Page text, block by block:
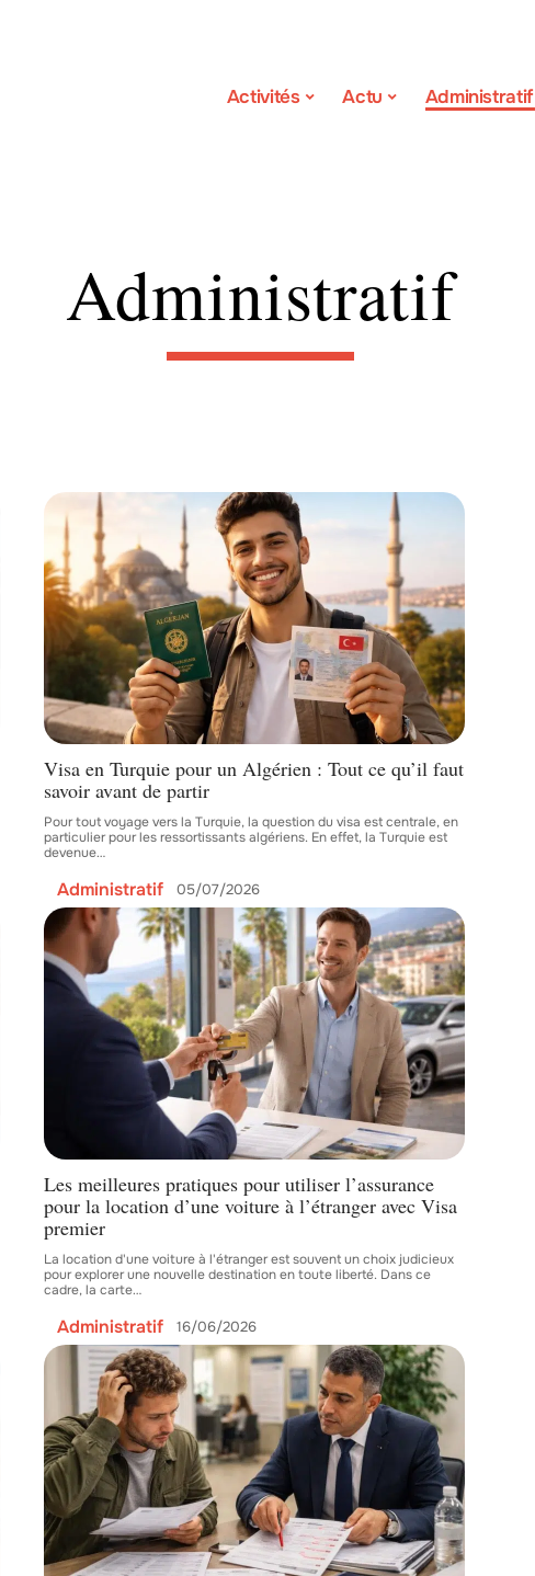
Activités Actu Administratif
Administratif
Visa en Turquie pour un Algérien : Tout ce qu’il faut
savoir avant de partir
Pour tout voyage vers la Turquie, la question du visa est centrale, en
particulier pour les ressortissants algériens. En effet, la Turquie est
devenue…
Administratif 05/07/2026
Les meilleures pratiques pour utiliser l’assurance
pour la location d’une voiture à l’étranger avec Visa
premier
La location d'une voiture à l'étranger est souvent un choix judicieux
pour explorer une nouvelle destination en toute liberté. Dans ce
cadre, la carte…
Administratif 16/06/2026